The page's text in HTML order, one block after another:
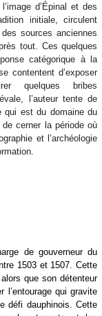
d’Épinal et des
initiale, circulent
sources anciennes
tout. Ces quelques
catégorique à la
contentent d’exposer
quelques bribes
l’auteur tente de
qui est du domaine du
cerner la période où
et l’archéologie
de gouverneur du
1503 et 1507. Cette
que son détenteur
l’entourage qui gravite
défi dauphinois. Cette